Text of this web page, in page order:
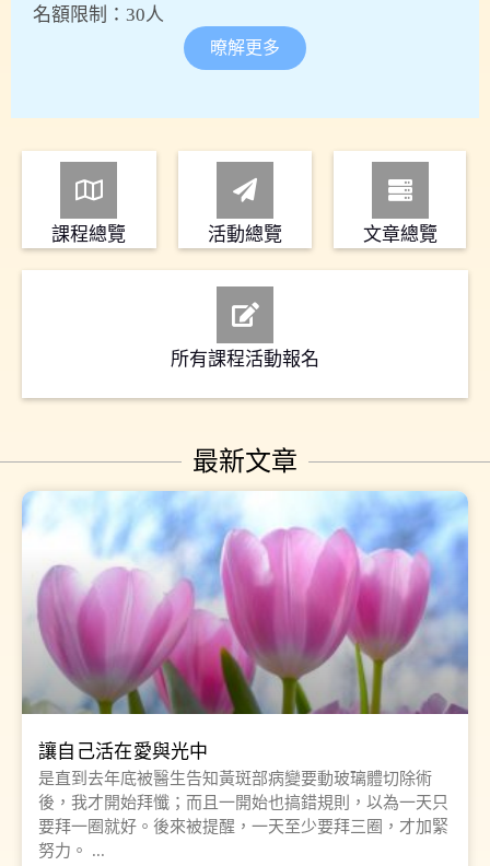
名額限制：30人
暸解更多
課程總覽 活動總覽 文章總覽
所有課程活動報名
最新文章
讓自己活在愛與光中
是直到去年底被醫生告知黃斑部病變要動玻璃體切除術
後，我才開始拜懺；而且一開始也搞錯規則，以為一天只
要拜一圈就好。後來被提醒，一天至少要拜三圈，才加緊
努力。